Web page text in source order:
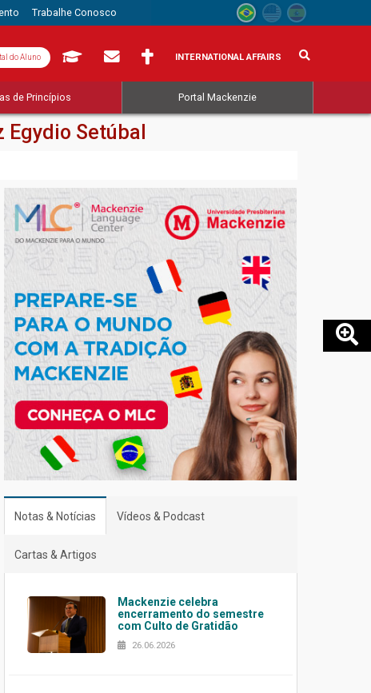
Trabalhe Conosco
do Aluno INTERNATIONAL AFFAIRS
de Princípios Portal Mackenzie
Setúbal
Notas & Notícias Vídeos & Podcast
Cartas & Artigos
Mackenzie celebra
encerramento do semestre
com Culto de Gratidão
26.06.2026